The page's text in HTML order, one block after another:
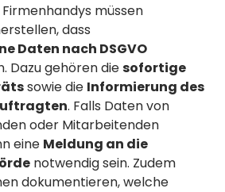
müssen
dass
Daten nach DSGVO
Dazu gehören diesofortige
sowie die Informierung des
. Falls Daten von
oder Mitarbeitenden
eine Meldung an die
notwendig sein. Zudem
dokumentieren, welche